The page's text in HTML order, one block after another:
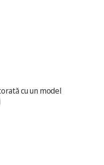
cu un model